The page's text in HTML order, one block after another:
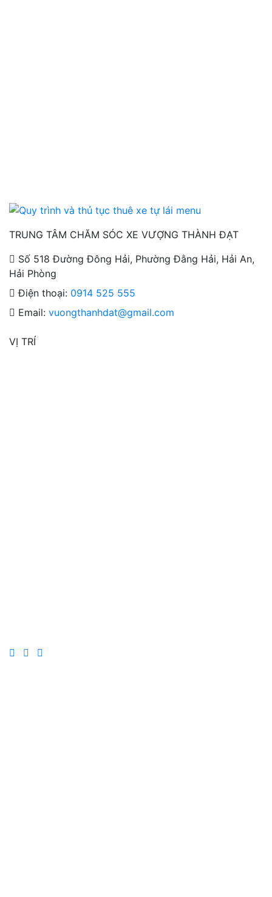
TRUNG TÂM CHĂM SÓC XE VƯỢNG THÀNH ĐẠT
Số 518 Đường Đông Hải, Phường Đằng Hải, Hải An,
Hải Phòng
Điện thoại: 0914 525 555
Email: vuongthanhdat@gmail.com
VỊ TRÍ